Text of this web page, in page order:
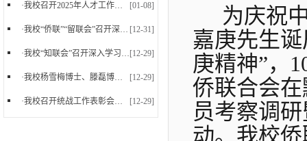
[01-08]
·我校召开2025年人才工作暨党外知识分子台属归侨侨...
[12-31]
·我校“侨联”“留联会”召开深入学习党的二十届四...
[12-29]
·我校“知联会”召开深入学习党的二十届四中全会精...
[12-29]
·我校杨雪梅博士、滕磊博士参加中国民主促进会贵州...
[12-29]
·我校召开统战工作表彰会暨2025年下半年统战工作会...
为庆祝
嘉庚先生
庚精神”，
侨联合会
员考察调
动。我校